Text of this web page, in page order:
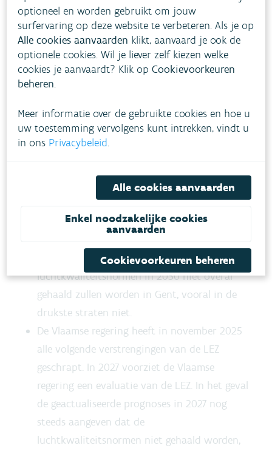
In de kanaalzone zijn er brongerichte
meetplaatsen vlakbij industriële activiteiten
waar de concentratie van dioxines en
dioxineachtigePCB
’s of polycyclische
aromatische koolwaterstoffen hoog is. In
de drempel- of streefwaarden.
DeLEZ
zorgde voor een versnelde
vergroening van het wagenpark en
extra daling van de concentraties zwarte
koolstof.
Modelberekeningen voor het jaar 2030 tonen
aan dat met het geplande Vlaams beleid,
zonder verstrenging van de LEZ, de nieuwe
luchtkwaliteitsnormen in 2030 niet overal
gehaald zullen worden in Gent, vooral in de
drukste straten niet.
De Vlaamse regering heeft in november 2025
alle volgende verstrengingen van de LEZ
geschrapt. In 2027 voorziet de Vlaamse
regering een evaluatie van de LEZ. In het geval
de geactualiseerde prognoses in 2027 nog
steeds aangeven dat de
luchtkwaliteitsnormen niet gehaald worden,
optioneel en worden gebruikt om jouw
surfervaring op deze website te verbeteren. Als je op
Alle cookies aanvaarden klikt, aanvaard je ook de
optionele cookies. Wil je liever zelf kiezen welke
cookies je aanvaardt? Klik opCookievoorkeuren
beheren.
Meer informatie over de gebruikte cookies en hoe u
uw toestemming vervolgens kunt intrekken, vindt u
in ons Privacybeleid.
Alle cookies aanvaarden
Enkel noodzakelijke cookies
aanvaarden
Cookievoorkeuren beheren